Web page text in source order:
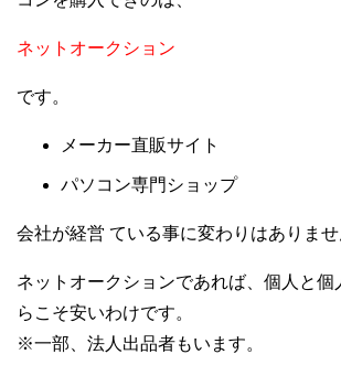
ネットオークション
です。
メーカー直販サイト
パソコン専門ショップ
会社が経営 ている事に変わりはありませ
ネットオークションであれば、個人と個
らこそ安いわけです。
※一部、法人出品者もいます。